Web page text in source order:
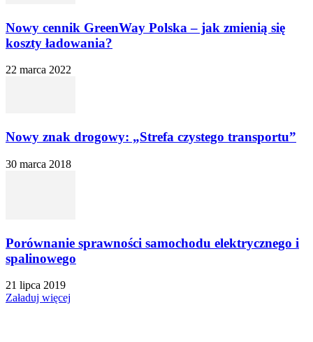
Nowy cennik GreenWay Polska – jak zmienią się
koszty ładowania?
22 marca 2022
Nowy znak drogowy: „Strefa czystego transportu”
30 marca 2018
Porównanie sprawności samochodu elektrycznego i
spalinowego
21 lipca 2019
Załaduj więcej